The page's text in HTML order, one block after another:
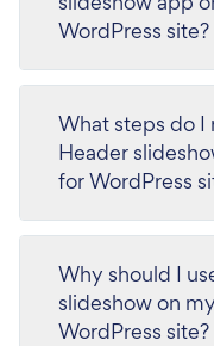
WordPress site?
What steps do
Header
for WordPress
Why should I
slideshow on
WordPress site?